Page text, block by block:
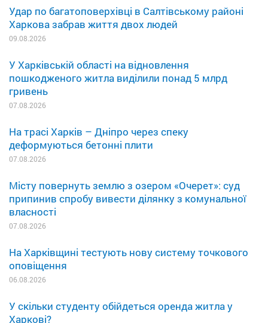
Удар по багатоповерхівці в Салтівському районі
Харкова забрав життя двох людей
09.08.2026
У Харківській області на відновлення
пошкодженого житла виділили понад 5 млрд
гривень
07.08.2026
На трасі Харків – Дніпро через спеку
деформуються бетонні плити
07.08.2026
Місту повернуть землю з озером «Очерет»: суд
припинив спробу вивести ділянку з комунальної
власності
07.08.2026
На Харківщині тестують нову систему точкового
оповіщення
06.08.2026
У скільки студенту обійдеться оренда житла у
Харкові?